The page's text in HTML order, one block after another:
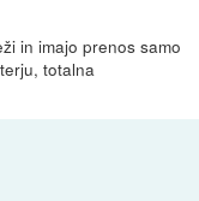
in imajo prenos samo
totalna